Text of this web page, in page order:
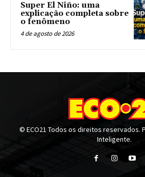
Super El Niño: uma
explicação completa sobre
o fenômeno
4 de agosto de 2026
© ECO21 Todos os direitos reservados.
Inteligente.